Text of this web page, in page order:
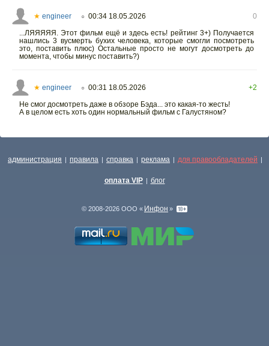
★ engineer ○ 00:34 18.05.2026
0
...ЛЯЯЯЯЯ. Этот фильм ещё и здесь есть! рейтинг 3+) Получается
нашлись 3 вусмерть бухих человека, которые смогли посмотреть
это, поставить плюс) Остальные просто не могут досмотреть до
момента, чтобы минус поставить?)
★ engineer ○ 00:31 18.05.2026
+2
Не смог досмотреть даже в обзоре Бэда... это какая-то жесть!
А в целом есть хоть один нормальный фильм с Галустяном?
администрация | правила | справка | реклама | для правообладателей |
оплата VIP | блог
© 2008-2026 ООО « Инфон »